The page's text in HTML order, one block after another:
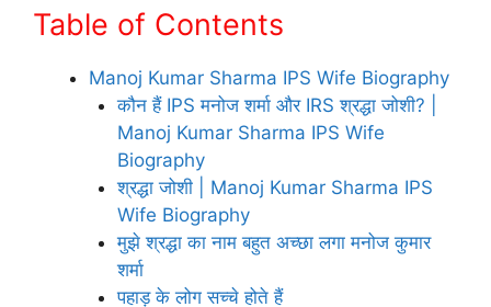
Table of Contents
Manoj Kumar Sharma IPS Wife Biography
कौन हैं IPS मनोज शर्मा और IRS श्रद्धा जोशी? |
Manoj Kumar Sharma IPS Wife
Biography
श्रद्धा जोशी | Manoj Kumar Sharma IPS
Wife Biography
मुझे श्रद्धा का नाम बहुत अच्छा लगा मनोज कुमार
शर्मा
पहाड़ के लोग सच्चे होते हैं